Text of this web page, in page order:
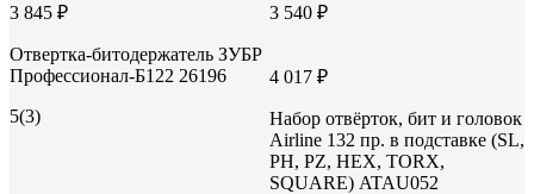
3 845 ₽
Отвертка-битодержатель ЗУБР
Профессионал-Б122 26196
5(3)
3 540 ₽
4 017 ₽
Набор отвёрток, бит и головок
Airline 132 пр. в подставке (SL,
PH, PZ, HEX, TORX,
SQUARE) ATAU052